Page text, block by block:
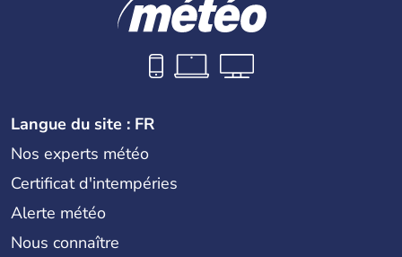
Langue du site : FR
Nos experts météo
Certificat d'intempéries
Alerte météo
Nous connaître